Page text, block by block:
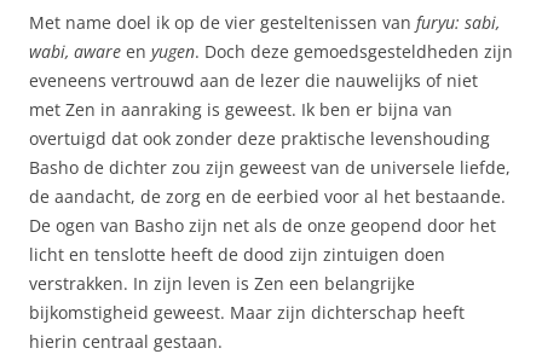
Met name doel ik op de vier gesteltenissen van furyu: sabi,
wabi, aware en yugen. Doch deze gemoedsgesteldheden zijn
eveneens vertrouwd aan de lezer die nauwelijks of niet
met Zen in aanraking is geweest. Ik ben er bijna van
overtuigd dat ook zonder deze praktische levenshouding
Basho de dichter zou zijn geweest van de universele liefde,
de aandacht, de zorg en de eerbied voor al het bestaande.
De ogen van Basho zijn net als de onze geopend door het
licht en tenslotte heeft de dood zijn zintuigen doen
verstrakken. In zijn leven is Zen een belangrijke
bijkomstigheid geweest. Maar zijn dichterschap heeft
hierin centraal gestaan.